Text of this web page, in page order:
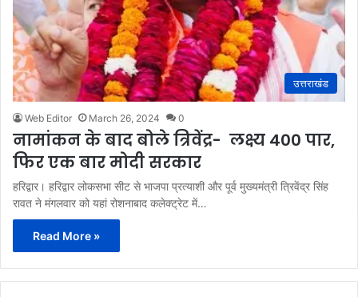
उत्तराखंड
Web Editor March 26, 2024 0
नामांकन के बाद बोले त्रिवेंद्र- लक्ष्य 400 पार,
फिर एक बार मोदी सरकार
हरिद्वार। हरिद्वार लोकसभा सीट से भाजपा प्रत्याशी और पूर्व मुख्यमंत्री त्रिवेंद्र सिंह
रावत ने मंगलवार को यहां रोशनाबाद कलेक्ट्रेट में…
Read More »